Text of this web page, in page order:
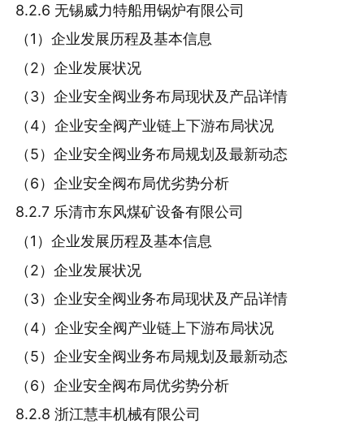
8.2.6 无锡威力特船用锅炉有限公司
（1）企业发展历程及基本信息
（2）企业发展状况
（3）企业安全阀业务布局现状及产品详情
（4）企业安全阀产业链上下游布局状况
（5）企业安全阀业务布局规划及最新动态
（6）企业安全阀布局优劣势分析
8.2.7 乐清市东风煤矿设备有限公司
（1）企业发展历程及基本信息
（2）企业发展状况
（3）企业安全阀业务布局现状及产品详情
（4）企业安全阀产业链上下游布局状况
（5）企业安全阀业务布局规划及最新动态
（6）企业安全阀布局优劣势分析
8.2.8 浙江慧丰机械有限公司